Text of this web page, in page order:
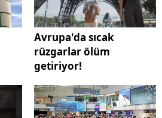
Avrupa'da sıcak
rüzgarlar ölüm
getiriyor!